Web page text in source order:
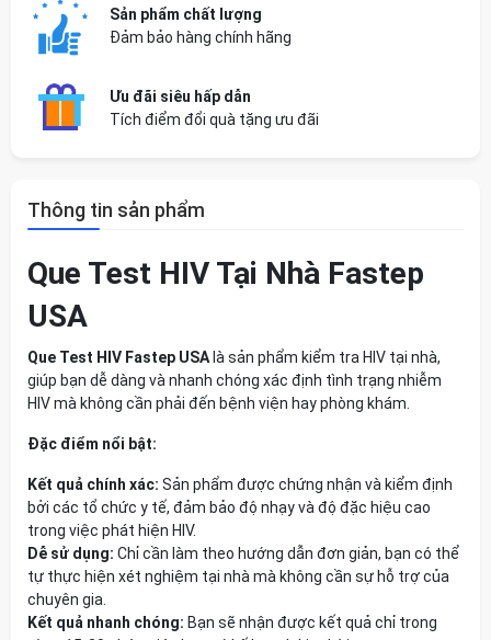
Sản phẩm chất lượng
Đảm bảo hàng chính hãng
Ưu đãi siêu hấp dẫn
Tích điểm đổi quà tặng ưu đãi
Thông tin sản phẩm
Que Test HIV Tại Nhà Fastep
USA
Que Test HIV Fastep USAlà sản phẩm kiểm tra HIV tại nhà,
giúp bạn dễ dàng và nhanh chóng xác định tình trạng nhiễm
HIV mà không cần phải đến bệnh viện hay phòng khám.
Đặc điểm nổi bật:
Kết quả chính xác: Sản phẩm được chứng nhận và kiểm định
bởi các tổ chức y tế, đảm bảo độ nhạy và độ đặc hiệu cao
trong việc phát hiện HIV.
Dễ sử dụng: Chỉ cần làm theo hướng dẫn đơn giản, bạn có thể
tự thực hiện xét nghiệm tại nhà mà không cần sự hỗ trợ của
chuyên gia.
Kết quả nhanh chóng: Bạn sẽ nhận được kết quả chỉ trong